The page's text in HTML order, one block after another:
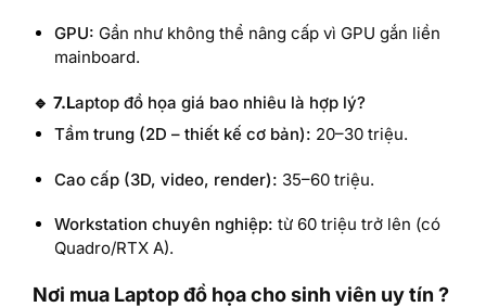
GPU: Gần như không thể nâng cấp vì GPU gắn liền
mainboard.
🔹 7.Laptop đồ họa giá bao nhiêu là hợp lý?
Tầm trung (2D – thiết kế cơ bản): 20–30 triệu.
Cao cấp (3D, video, render): 35–60 triệu.
Workstation chuyên nghiệp: từ 60 triệu trở lên (có
Quadro/RTX A).
Nơi mua Laptop đồ họa cho sinh viên uy tín ?